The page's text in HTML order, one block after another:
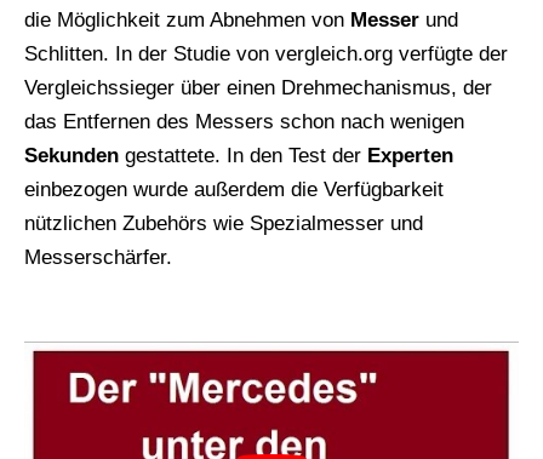
die Möglichkeit zum Abnehmen von Messer und
Schlitten. In der Studie von vergleich.org verfügte der
Vergleichssieger über einen Drehmechanismus, der
das Entfernen des Messers schon nach wenigen
Sekunden gestattete. In den Test der Experten
einbezogen wurde außerdem die Verfügbarkeit
nützlichen Zubehörs wie Spezialmesser und
Messerschärfer.